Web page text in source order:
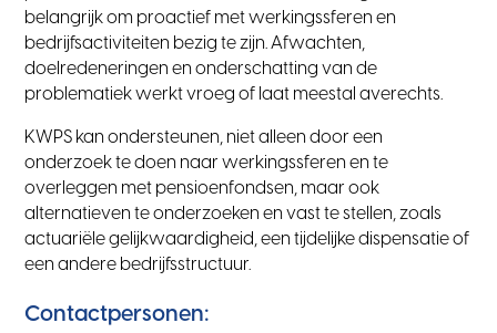
belangrijk om proactief met werkingssferen en
bedrijfsactiviteiten bezig te zijn. Afwachten,
doelredeneringen en onderschatting van de
problematiek werkt vroeg of laat meestal averechts.
KWPS kan ondersteunen, niet alleen door een
onderzoek te doen naar werkingssferen en te
overleggen met pensioenfondsen, maar ook
alternatieven te onderzoeken en vast te stellen, zoals
actuariële gelijkwaardigheid, een tijdelijke dispensatie of
een andere bedrijfsstructuur.
Contactpersonen: